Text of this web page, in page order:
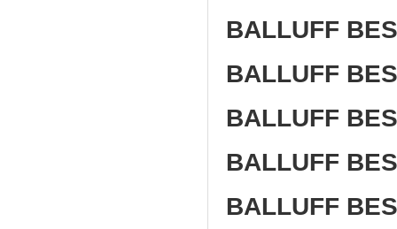
BALLUFF
BALLUFF
BALLUFF
BALLUFF
BALLUFF